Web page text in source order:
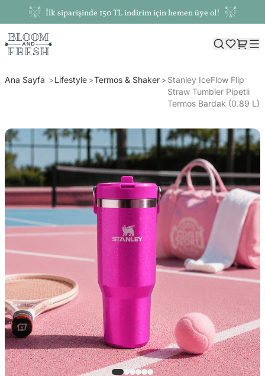
İlk siparişinde 150 TL indirim için hemen üye ol!
Ana Sayfa Lifestyle Termos & Shaker
Stanley IceFlow Flip
Straw Tumbler Pipetli
Termos Bardak (0.89 L)